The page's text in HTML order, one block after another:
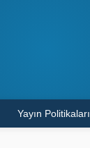
Yayın Politikaları